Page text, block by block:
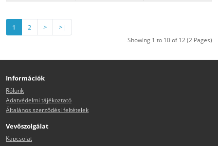
1 2 > >|
Showing 1 to 10 of 12 (2 Pages)
Információk
Rólunk
Adatvédelmi tájékoztató
Általános szerződési feltételek
Vevőszolgálat
Kapcsolat